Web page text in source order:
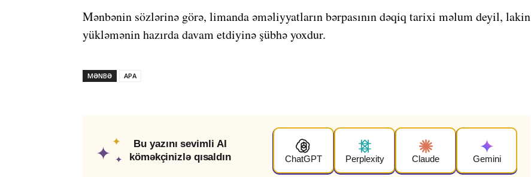
Mənbənin sözlərinə görə, limanda əməliyyatların bərpasının dəqiq tarixi məlum deyil, lakin
yükləmənin hazırda davam etdiyinə şübhə yoxdur.
MƏNBƏ APA
✦
✦
✦
Bu yazını sevimli AI
köməkçinizlə qısaldın
ChatGPT Perplexity Claude Gemini